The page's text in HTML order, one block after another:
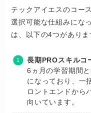
テックアイエスのコー
選択可能な仕組みにな
は、以下の4つがありま
長期PROスキルコ
6ヵ月の学習期間
になっており、一
ロントエンドから
向いています。